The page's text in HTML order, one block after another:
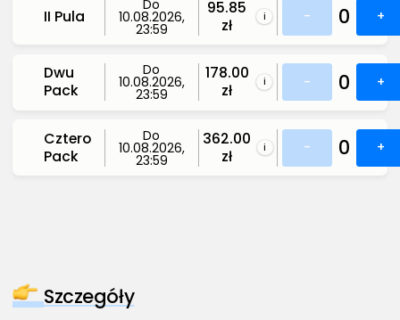
II Pula
Do
10.08.2026,
23:59
95.85
zł
i - 0 +
Dwu
Pack
Do
10.08.2026,
23:59
178.00
zł
i - 0 +
Cztero
Pack
Do
10.08.2026,
23:59
362.00
zł
i - 0 +
Szczegóły